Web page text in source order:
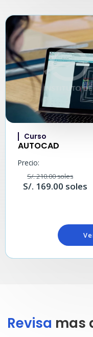
Curso
AUTOCAD
Precio:
S/. 210.00 soles
S/. 169.00 soles
Revisa mas